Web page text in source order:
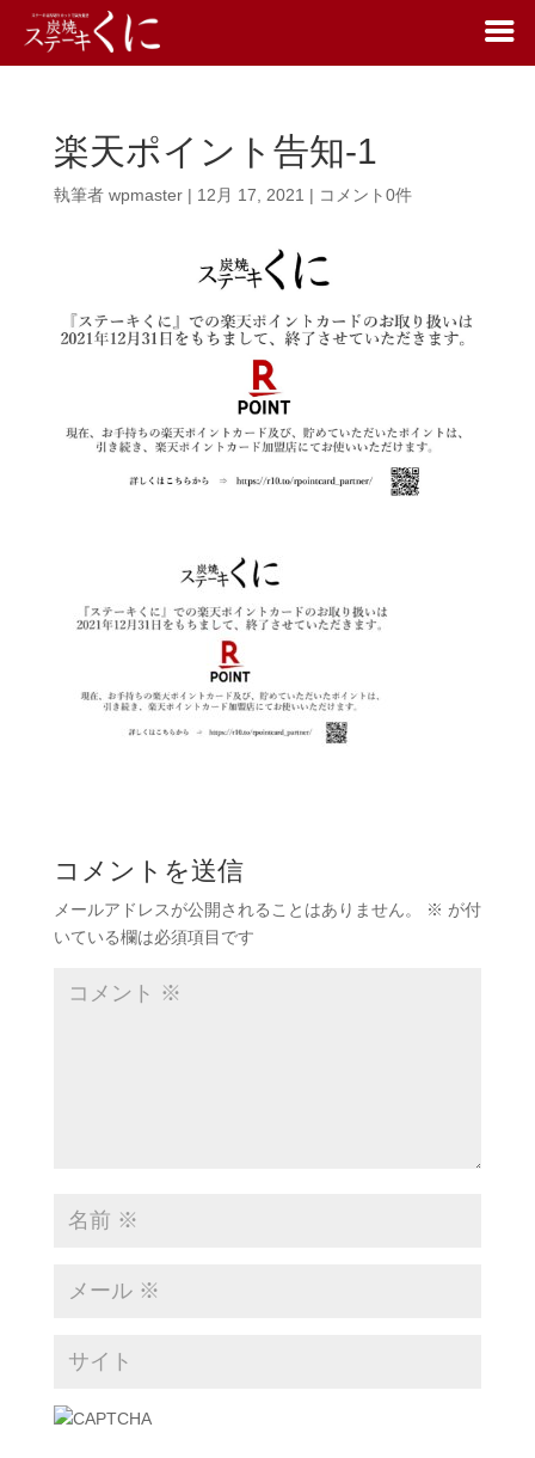
楽天ポイント告知-1
執筆者 wpmaster| 12月 17, 2021 | コメント0件
コメントを送信
メールアドレスが公開されることはありません。 ※ が付
いている欄は必須項目です